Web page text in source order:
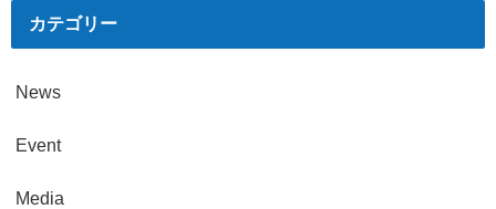
カテゴリー
News
Event
Media